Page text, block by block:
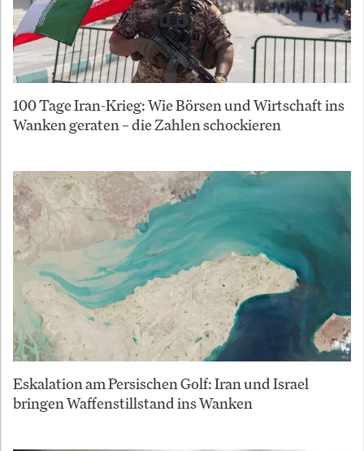
100 Tage Iran-Krieg: Wie Börsen und Wirtschaft ins
Wanken geraten – die Zahlen schockieren
Eskalation am Persischen Golf: Iran und Israel
bringen Waffenstillstand ins Wanken